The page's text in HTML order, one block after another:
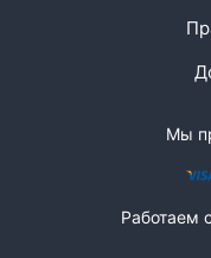
Мы
Работаем